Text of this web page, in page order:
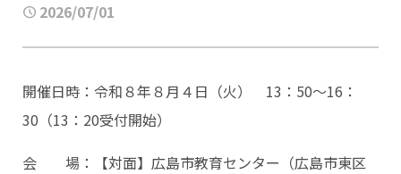
2026/07/01
開催日時：令和８年８月４日（火） 13：50～16：
30（13：20受付開始）
会 場：【対面】広島市教育センター（広島市東区